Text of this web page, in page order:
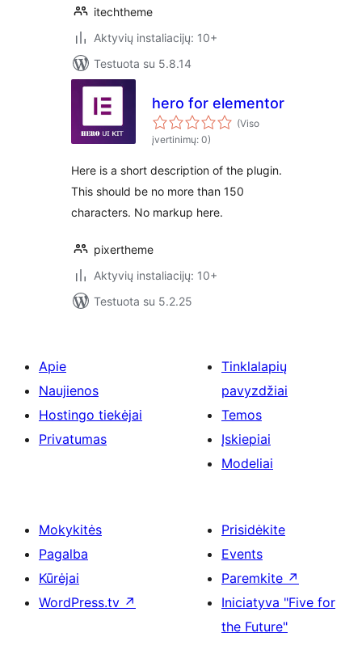
itechtheme
Aktyvių instaliacijų: 10+
Testuota su 5.8.14
hero for elementor
(Viso
įvertinimų: 0)
Here is a short description of the plugin.
This should be no more than 150
characters. No markup here.
pixertheme
Aktyvių instaliacijų: 10+
Testuota su 5.2.25
Apie
Naujienos
Hostingo tiekėjai
Privatumas
Tinklalapių
pavyzdžiai
Temos
Įskiepiai
Modeliai
Mokykitės
Pagalba
Kūrėjai
WordPress.tv ↗
Prisidėkite
Events
Paremkite ↗
Iniciatyva "Five for
the Future"